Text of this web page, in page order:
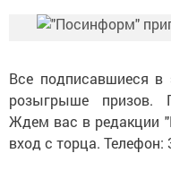
Все подписавшиеся в
розыгрыше призов.
Ждем вас в редакции
вход с торца. Телефон: